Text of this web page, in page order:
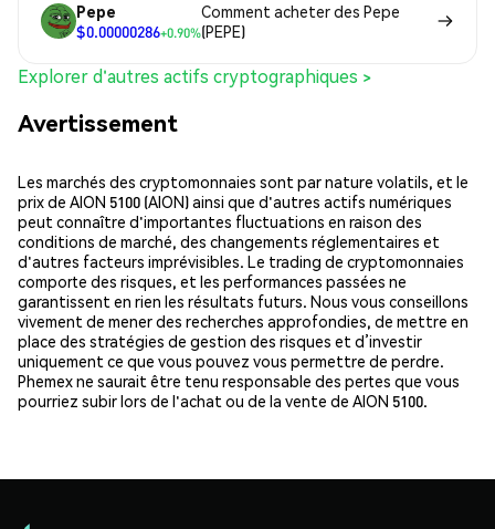
Pepe
$0.00000286+0.90%
Comment acheter des Pepe
(PEPE)
Explorer d'autres actifs cryptographiques >
Avertissement
Les marchés des cryptomonnaies sont par nature volatils, et le
prix de AION 5100 (AION) ainsi que d'autres actifs numériques
peut connaître d'importantes fluctuations en raison des
conditions de marché, des changements réglementaires et
d'autres facteurs imprévisibles. Le trading de cryptomonnaies
comporte des risques, et les performances passées ne
garantissent en rien les résultats futurs. Nous vous conseillons
vivement de mener des recherches approfondies, de mettre en
place des stratégies de gestion des risques et d’investir
uniquement ce que vous pouvez vous permettre de perdre.
Phemex ne saurait être tenu responsable des pertes que vous
pourriez subir lors de l'achat ou de la vente de AION 5100.